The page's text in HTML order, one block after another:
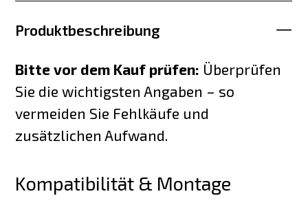
Produktbeschreibung
Bitte vor dem Kauf prüfen: Überprüfen
Sie die wichtigsten Angaben – so
vermeiden Sie Fehlkäufe und
zusätzlichen Aufwand.
Kompatibilität & Montage